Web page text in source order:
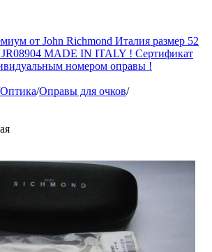
от John Richmond Италия размер 52
JR08904 MADE IN ITALY ! Сертификат
номером оправы !
Оптика/Оправы для очков/